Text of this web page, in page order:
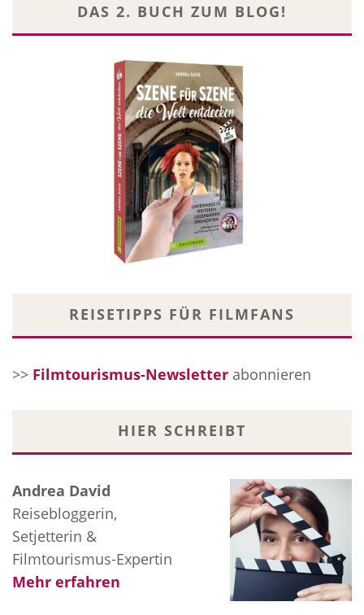
DAS 2. BUCH ZUM BLOG!
REISETIPPS FÜR FILMFANS
>> Filmtourismus-Newsletter abonnieren
HIER SCHREIBT
Andrea David
Reisebloggerin,
Setjetterin &
Filmtourismus-Expertin
Mehr erfahren